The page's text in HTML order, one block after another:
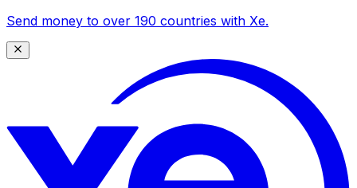
Send money to over 190 countries with Xe.